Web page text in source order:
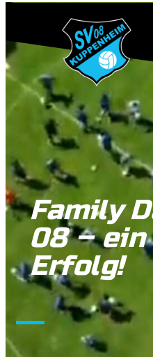
Family
08 –
Erfolg!